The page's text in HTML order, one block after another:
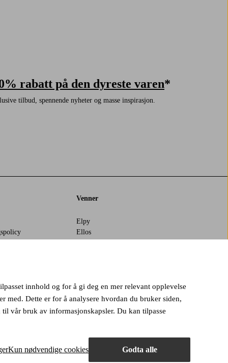
innhold og for å gi deg en mer relevant opplevelse
med. Dette er for å analysere hvordan du bruker siden,
vår bruk av informasjonskapsler. Du kan tilpasse
Godta alle
Kun nødvendige cookies
rabatt på den dyreste varen*
tilbud, spennende nyheter og masse inspirasjon.
Venner
Elpy
Ellos